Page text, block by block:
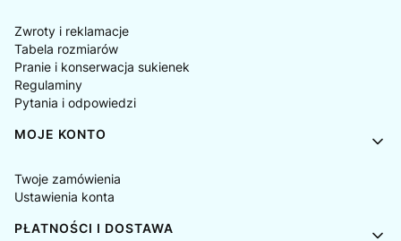
Zwroty i reklamacje
Tabela rozmiarów
Pranie i konserwacja sukienek
Regulaminy
Pytania i odpowiedzi
MOJE KONTO
Twoje zamówienia
Ustawienia konta
PŁATNOŚCI I DOSTAWA